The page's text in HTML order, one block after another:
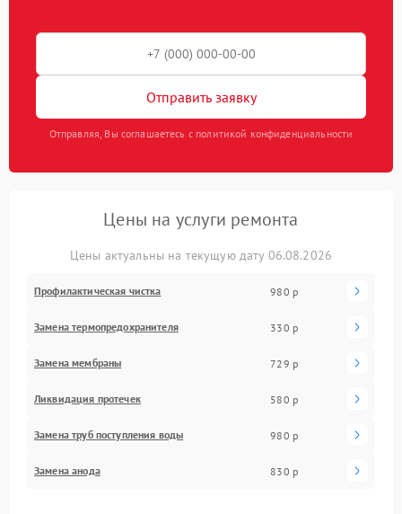
Отправить заявку
Отправляя, Вы соглашаетесь с политикой конфиденциальности
Цены на услуги ремонта
Цены актуальны на текущую дату 06.08.2026
Профилактическая чистка 980 р
Замена термопредохранителя 330 р
Замена мембраны 729 р
Ликвидация протечек 580 р
Замена труб поступления воды 980 р
Замена анода 830 р